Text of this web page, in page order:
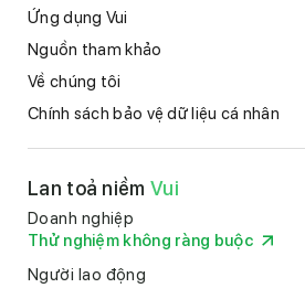
Ứng dụng Vui
Nguồn tham khảo
Về chúng tôi
Chính sách bảo vệ dữ liệu cá nhân
Lan toả niềm Vui
Doanh nghiệp
Thử nghiệm không ràng buộc
Người lao động